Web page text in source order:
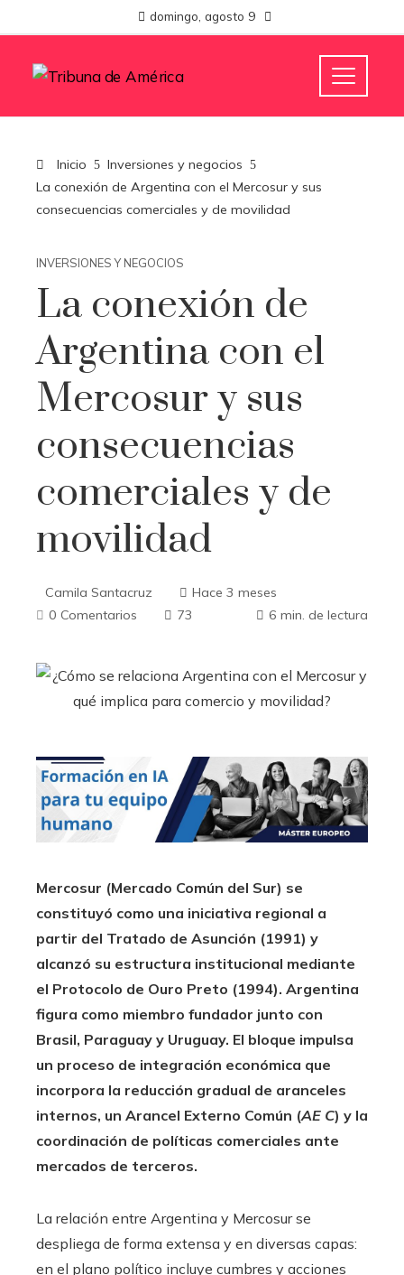
domingo, agosto 9
Inicio
Inversiones y negocios
La conexión de Argentina con el Mercosur y sus
consecuencias comerciales y de movilidad
INVERSIONES Y NEGOCIOS
La conexión de
Argentina con el
Mercosur y sus
consecuencias
comerciales y de
movilidad
Camila Santacruz
Hace 3 meses
0 Comentarios
73 6 min. de lectura
Mercosur (Mercado Común del Sur) se
constituyó como una iniciativa regional a
partir del Tratado de Asunción (1991) y
alcanzó su estructura institucional mediante
el Protocolo de Ouro Preto (1994). Argentina
figura como miembro fundador junto con
Brasil, Paraguay y Uruguay. El bloque impulsa
un proceso de integración económica que
incorpora la reducción gradual de aranceles
internos, un Arancel Externo Común (AE C) y la
coordinación de políticas comerciales ante
mercados de terceros.
La relación entre Argentina y Mercosur se
despliega de forma extensa y en diversas capas:
en el plano político incluye cumbres y acciones